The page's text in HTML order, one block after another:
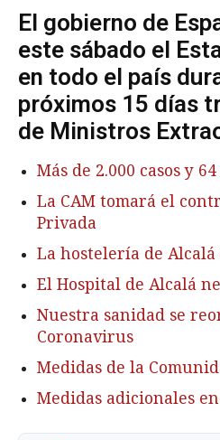
El gobierno de
este sábado el
en todo el país
próximos 15 días
de Ministros
Más de 2.000 casos y
La CAM tomará el
Privada
La hostelería de
El Hospital de Alcalá
Nuestra sanidad se
Coronavirus
Medidas de la
Medidas adicionales